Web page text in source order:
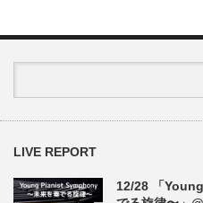
LIVE REPORT
12/28 「